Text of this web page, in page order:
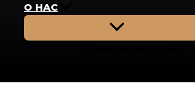
О НАС
Переключатель
меню